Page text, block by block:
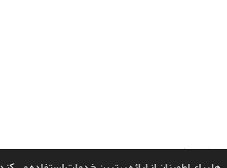
علمی.طراحی و پیاده سازی ازسیناوب